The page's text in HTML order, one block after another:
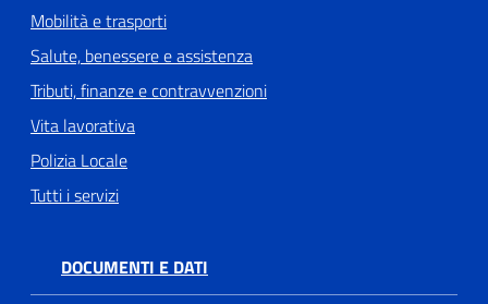
Mobilità e trasporti
Salute, benessere e assistenza
Tributi, finanze e contravvenzioni
Vita lavorativa
Polizia Locale
Tutti i servizi
DOCUMENTI E DATI